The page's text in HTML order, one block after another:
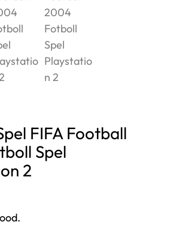
FIFA Football
Spel
2